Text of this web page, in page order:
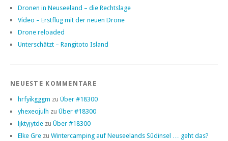
Dronen in Neuseeland – die Rechtslage
Video – Erstflug mit der neuen Drone
Drone reloaded
Unterschätzt – Rangitoto Island
NEUESTE KOMMENTARE
hrfyikgggm zu Über #18300
yhexeojulh zu Über #18300
ljktyjytde zu Über #18300
Elke Gre zu Wintercamping auf Neuseelands Südinsel … geht das?